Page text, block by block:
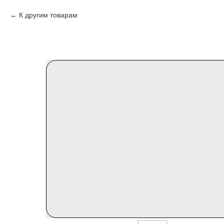
К другим товарам